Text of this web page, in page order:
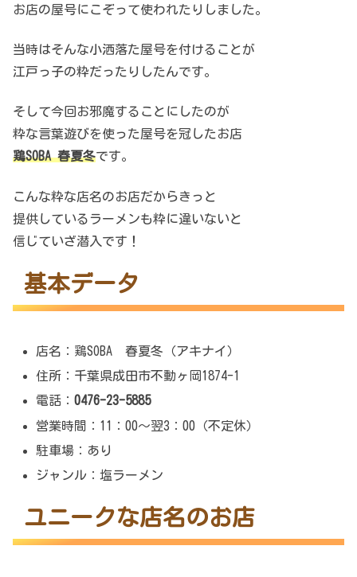
お店の屋号にこぞって使われたりしました。
当時はそんな小洒落た屋号を付けることが
江戸っ子の粋だったりしたんです。
そして今回お邪魔することにしたのが
粋な言葉遊びを使った屋号を冠したお店
鶏SOBA 春夏冬です。
こんな粋な店名のお店だからきっと
提供しているラーメンも粋に違いないと
信じていざ潜入です！
基本データ
店名：鶏SOBA 春夏冬（アキナイ）
住所：千葉県成田市不動ヶ岡1874-1
電話：0476-23-5885
営業時間：11：00～翌3：00（不定休）
駐車場：あり
ジャンル：塩ラーメン
ユニークな店名のお店